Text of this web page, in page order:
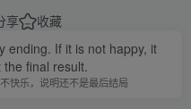
享
收藏
ending. If it is not happy, it
final result.
快乐，说明还不是最后结局